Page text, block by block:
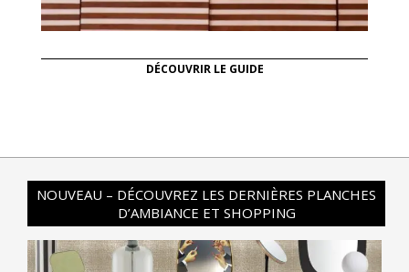
DÉCOUVRIR LE GUIDE
NOUVEAU – DÉCOUVREZ LES DERNIÈRES PLANCHES
D’AMBIANCE ET SHOPPING